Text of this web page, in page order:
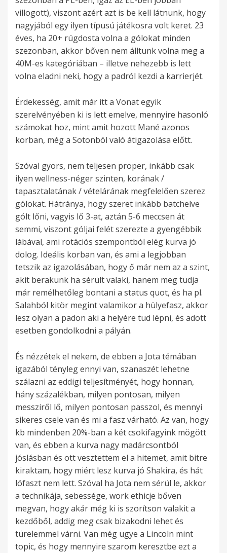
villogott), viszont azért azt is be kell látnunk, hogy
nagyjából egy ilyen típusú játékosra volt keret. 23
éves, ha 20+ rúgdosta volna a gólokat minden
szezonban, akkor bőven nem álltunk volna meg a
40M-es kategóriában – illetve nehezebb is lett
volna eladni neki, hogy a padról kezdi a karrierjét.
Érdekesség, amit már itt a Vonat egyik
szerelvényében ki is lett emelve, mennyire hasonló
számokat hoz, mint amit hozott Mané azonos
korban, még a Sotonból való átigazolása előtt.
Szóval gyors, nem teljesen proper, inkább csak
ilyen wellness-néger szinten, korának /
tapasztalatának / vételárának megfelelően szerez
gólokat. Hátránya, hogy szeret inkább batchelve
gólt lőni, vagyis lő 3-at, aztán 5-6 meccsen át
semmi, viszont góljai felét szerezte a gyengébbik
lábával, ami rotációs szempontból elég kurva jó
dolog. Ideális korban van, és ami a legjobban
tetszik az igazolásában, hogy ő már nem az a szint,
akit berakunk ha sérült valaki, hanem meg tudja
már remélhetőleg bontani a status quot, és ha pl.
Salahból kitör megint valamikor a hülyefasz, akkor
lesz olyan a padon aki a helyére tud lépni, és adott
esetben gondolkodni a pályán.
És nézzétek el nekem, de ebben a Jota témában
igazából tényleg ennyi van, szanaszét lehetne
szálazni az eddigi teljesítményét, hogy honnan,
hány százalékban, milyen pontosan, milyen
messziről lő, milyen pontosan passzol, és mennyi
sikeres csele van és mi a fasz várható. Az van, hogy
kb mindenben 20%-ban a két csokifagyink mögött
van, és ebben a kurva nagy madárcsontból
jóslásban és ott vesztettem el a hitemet, amit bitre
kiraktam, hogy miért lesz kurva jó Shakira, és hát
lófaszt nem lett. Szóval ha Jota nem sérül le, akkor
a technikája, sebessége, work ethicje bőven
megvan, hogy akár még ki is szorítson valakit a
kezdőből, addig meg csak bizakodni lehet és
türelemmel várni. Van még ugye a Lincoln mint
topic, és hogy mennyire szarom keresztbe ezt a